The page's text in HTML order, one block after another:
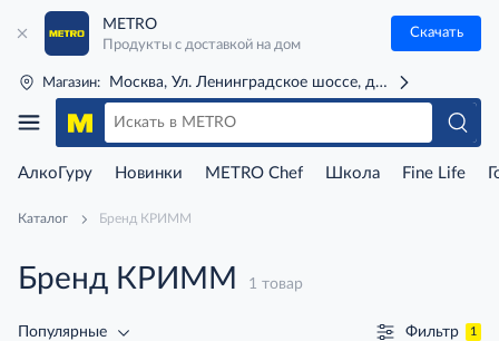
METRO
Продукты с доставкой на дом
Скачать
Магазин: Москва, Ул. Ленинградское шоссе, д. 71Г (м. Речной
АлкоГуру Новинки METRO Chef Школа Fine Life
Каталог Бренд КРИММ
Бренд КРИММ 1 товар
Популярные Фильтр 1